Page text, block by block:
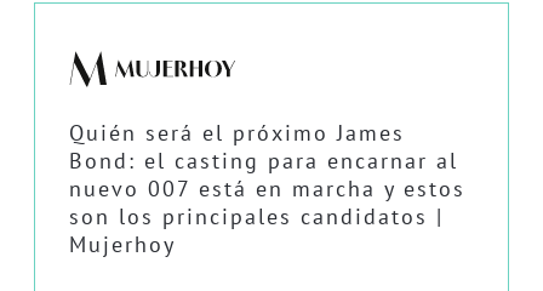
Quién será el próximo James
Bond: el casting para encarnar al
nuevo 007 está en marcha y estos
son los principales candidatos |
Mujerhoy